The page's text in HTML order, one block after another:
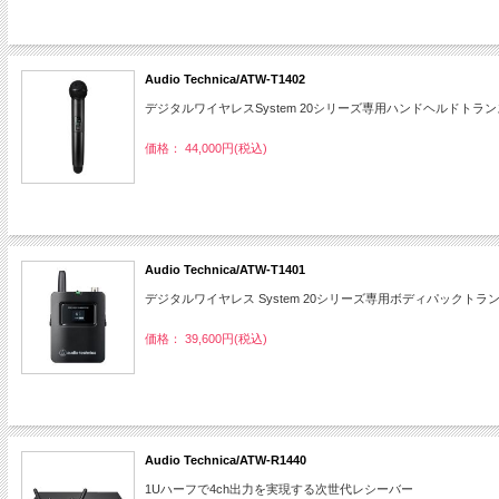
Audio Technica/ATW-T1402
デジタルワイヤレスSystem 20シリーズ専用ハンドヘルドトラン
価格： 44,000円(税込)
Audio Technica/ATW-T1401
デジタルワイヤレス System 20シリーズ専用ボディパックトラ
価格： 39,600円(税込)
Audio Technica/ATW-R1440
1Uハーフで4ch出力を実現する次世代レシーバー